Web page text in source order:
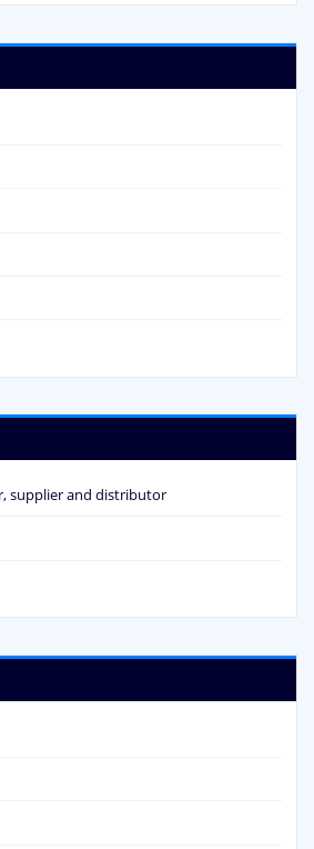
supplier and distributor